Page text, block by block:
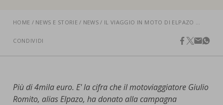
PARTECIPA
Aziende e Fondazioni
Cookie strettamente necessari
Cookie di marketing
HOME NEWS E STORIE NEWS IL VIAGGIO IN MOTO DI ELPAZO TRA EUROPA E ASIA PER #GOCCIAAGOCCIA
CONDIVIDI facebook
twitter
email
Più di 4mila euro. E' la cifra che il motoviaggiatore Giulio
Romito, alias Elpazo, ha donato alla campagna